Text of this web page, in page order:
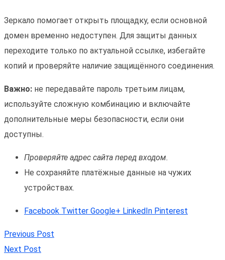
Зеркало помогает открыть площадку, если основной
домен временно недоступен. Для защиты данных
переходите только по актуальной ссылке, избегайте
копий и проверяйте наличие защищённого соединения.
Важно: не передавайте пароль третьим лицам,
используйте сложную комбинацию и включайте
дополнительные меры безопасности, если они
доступны.
Проверяйте адрес сайта перед входом.
Не сохраняйте платёжные данные на чужих
устройствах.
Facebook Twitter Google+ LinkedIn Pinterest
Previous Post
Next Post